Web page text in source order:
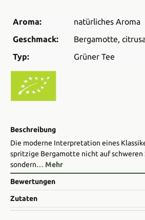
Aroma:
natürliches Aroma
Geschmack:
Bergamotte,
Typ:
Grüner Tee
Beschreibung
Die moderne Interpretation eines
spritzige Bergamotte nicht auf schweren
sondern… Mehr
Bewertungen
Zutaten